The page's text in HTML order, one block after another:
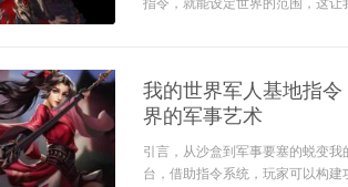
指令，就能设定世界的范围，这
我的世界军人基地指
界的军事艺术
引言，从沙盒到军事要塞的蜕变
台，借助指令系统，玩家可以构